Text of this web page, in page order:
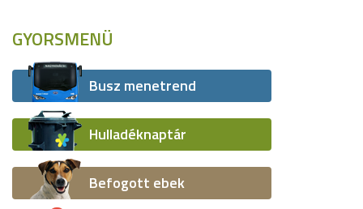
GYORSMENÜ
Busz menetrend
Hulladéknaptár
Befogott ebek